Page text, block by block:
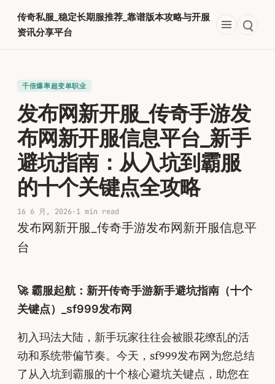
内
传奇私服_稳定长期服推荐_靠谱版本攻略与开服
资讯分享平台
千倍爆率超变单职业​
发布网新开服_传奇手游发
布网新开服信息平台_新手
避坑指南：从入坑到霸服
的十个关键点全攻略
16 6 月, 2026·1 min read
发布网新开服_传奇手游发布网新开服信息平
台
🚀 霸服起航：新开传奇手游新手避坑指南（十个
关键点）_sf999发布网
初入玛法大陆，新手玩家往往会被眼花缭乱的活
动和系统带偏节奏。今天，sf999发布网为您总结
了从入坑到霸服的十个核心避坑关键点，助您在